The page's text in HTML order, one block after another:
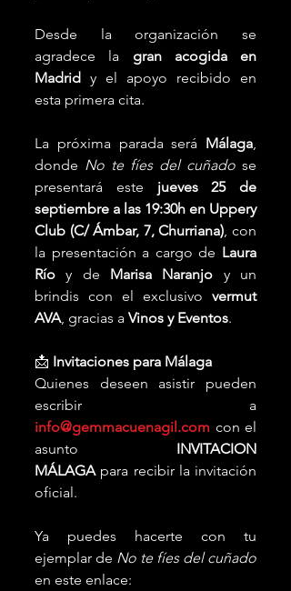
Desde la organización se
agradece la gran acogida en
Madrid y el apoyo recibido en
esta primera cita.
La próxima parada será Málaga
donde No te fíes del cuñado se
presentará este jueves 25 de
septiembre a las 19:30h en Uppery
Club (C/ Ámbar, 7, Churriana) , con
la presentación a cargo de Laura
Río y de Marisa Naranjo y un
brindis con el exclusivo vermut
AVA , gracias a Vinos y Eventos.
📩 Invitaciones para Málaga
Quienes deseen asistir pueden
info@gemmacuenagil.com con el
asunto INVITACION
MÁLAGA para recibir la invitación
oficial.
Ya puedes hacerte con tu
ejemplar de No te fíes del cuñado
en este enlace: